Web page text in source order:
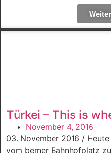
Türkei – This is
November 4, 2016
03. November 2016 /
vom berner Bahnhofplatz